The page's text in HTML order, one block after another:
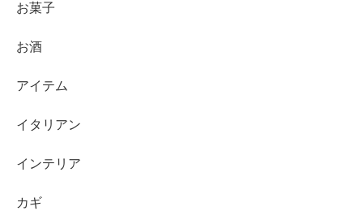
お菓子
お酒
アイテム
イタリアン
インテリア
カギ